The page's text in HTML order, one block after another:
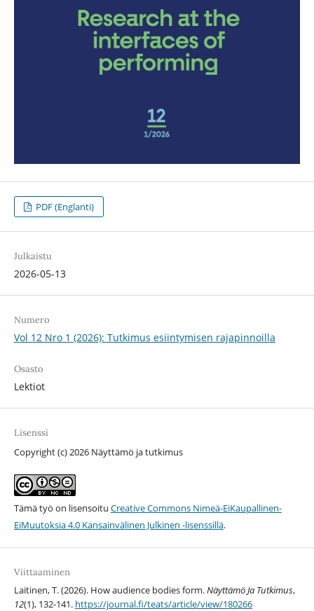
PDF (Englanti)
Julkaistu
2026-05-13
Numero
Vol 12 Nro 1 (2026): Tutkimus esiintymisen rajapinnoilla
Osasto
Lektiot
Lisenssi
Copyright (c) 2026 Näyttämö ja tutkimus
Tämä työ on lisensoitu Creative Commons Nimeä-EiKaupallinen-
EiMuutoksia 4.0 Kansainvälinen Julkinen -lisenssillä.
Viittaaminen
Laitinen, T. (2026). How audience bodies form.Näyttämö Ja Tutkimus,
12(1), 132-141. https://journal.fi/teats/article/view/180266